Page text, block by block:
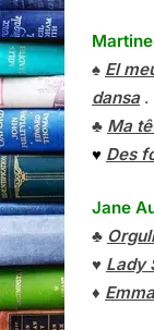
♠ El
dansa.
♣ Ma
♥ Des
Jane
♣
♥ Lady
♦ Emma